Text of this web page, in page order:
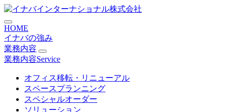
コ
ン
テ
ン
ツ
に
HOME
イナバの強み
業務内容
業務内容Service
オフィス移転・リニューアル
スペースプランニング
スペシャルオーダー
ソリューション